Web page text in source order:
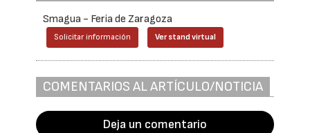
Smagua - Feria de Zaragoza
Solicitar información Ver stand virtual
COMENTARIOS AL ARTÍCULO/NOTICIA
Deja un comentario